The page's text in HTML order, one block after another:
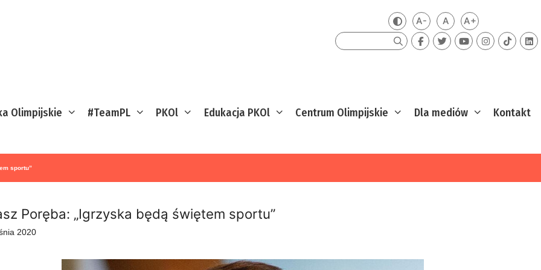
Zmień kontrast
A-Mniejsza czcionka
ADomyślna czcionka
A+Większa
Szukaj
Olimpijskie #TeamPL PKOl Edukacja PKOl Centrum Olimpijskie Dla mediów Kontakt
sportu”
Poręba: „Igrzyska będą świętem sportu”
2020